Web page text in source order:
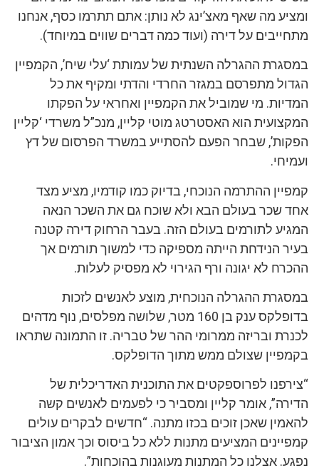
ומציע מה שאף מאצ’ינג לא נותן: אתם תתרמו כסף, אנחנו
מתחייבים על דירה (ועוד כמה דברים שווים במיוחד).
במסגרת ההגרלה השנתית של עמותת ‘עלי שיח’, הקמפיין
הגדול מתפרסם במגזר החרדי והדתי ומקיף את כל
המדיות. מי שמוביל את הקמפיין ואחראי על הפקתו
המקצועית הוא האסטרטג מוטי קליין, מנכ”ל משרדי ‘קליין
הפקות’, שבחר הפעם להסתייע במשרד הפרסום של דץ
ועמיחי.
קמפיין ההתרמה הנוכחי, בדיוק כמו קודמיו, מציע מצד
אחד שכר בעולם הבא ולא שוכח גם את השכר הנאה
המגיע לתורמים בעולם הזה. בעבר הרחוק דירה קטנה
בעיר הנידחת הייתה מספיקה כדי למשוך תורמים אך
ההכרח לא יגונה ורף הגירוי לא מפסיק לעלות.
במסגרת ההגרלה הנוכחית, מוצע לאנשים לזכות
בדופלקס ענק בן 160 מטר, שלושה מפלסים, נוף מדהים
לכנרת ובריזה ממרומי ההר של טבריה. זו התמונה שתראו
בקמפיין שצולם ממש מתוך הדופלקס.
“צירפנו לפרוספקטים את התוכנית האדריכלית של
הדירה”, אומר קליין ומסביר כי לפעמים לאנשים קשה
להאמין שאכן זוכים בכזו מתנה. “חדשים לבקרים עולים
קמפיינים המציעים מתנות ללא כל ביסוס וכך אמון הציבור
נפגע. אצלנו כל המתנות מעוגנות בהוכחות”.